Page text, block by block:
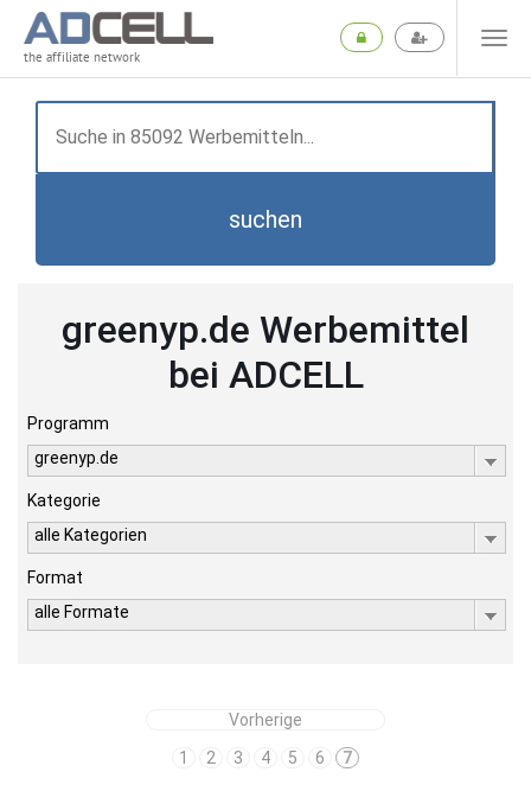
the affiliate network
suchen
greenyp.de Werbemittel
bei ADCELL
Programm
greenyp.de
Kategorie
alle Kategorien
Format
alle Formate
Vorherige
1
2 3 4 5 6 7